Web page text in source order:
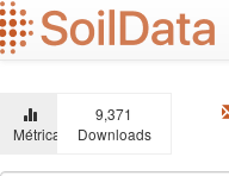
Ir
para
o
principal
Métricas
9,371
Downloads